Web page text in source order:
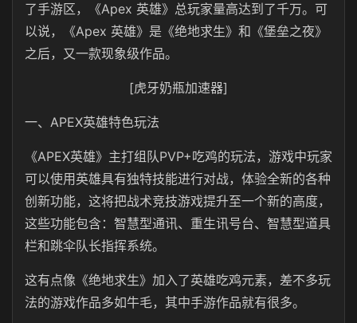
了手游区，《Apex 英雄》总玩家量高达到了千万。可
以说，《Apex 英雄》是《绝地求生》和《堡垒之夜》
之后，又一款现象级作品。
[虎牙奶瓶加速器]
一、APEX英雄特色玩法
《APEX英雄》主打组队PVP+吃鸡的玩法，游戏中玩家
可以使用英雄具有独特技能进行对战，体验全新的各种
创新功能，这将把战术竞技游戏提升至一个新的高度，
这些功能包含：智慧型通讯、重生讯号台、智慧型道具
栏和跳伞队长指挥系统。
这有点像《绝地求生》加入了英雄吃鸡元素，差不多玩
法的游戏作品多如牛毛，其中手游作品就有很多。